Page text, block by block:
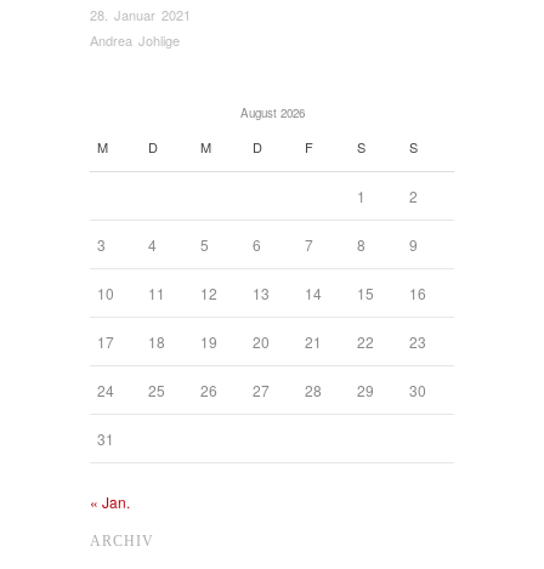
28. Januar 2021
Andrea Johlige
August 2026
M D M D F S S
1 2
3 4 5 6 7 8 9
10 11 12 13 14 15 16
17 18 19 20 21 22 23
24 25 26 27 28 29 30
31
« Jan.
ARCHIV